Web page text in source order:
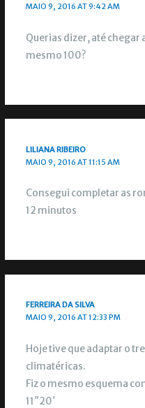
MAIO 9, 2016 AT 9:42 AM
Querias dizer, até chegar
mesmo 100?
LILIANA RIBEIRO
MAIO 9, 2016 AT 11:15 AM
Consegui completar as
12 minutos
FERREIRA DA SILVA
MAIO 9, 2016 AT 12:33 PM
Hoje tive que adaptar o
climatéricas.
Fiz o mesmo esquema
11″20′